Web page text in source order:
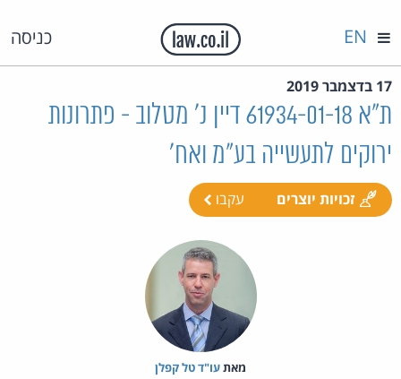
כניסה EN
17 בדצמבר 2019
ת"א 61934-01-18 דיין נ' מטלוב - פתרונות
ירוקים לתעשייה בע"מ ואח'
זכויות יוצרים עקבו
מאת‏עו"ד טל קפלן